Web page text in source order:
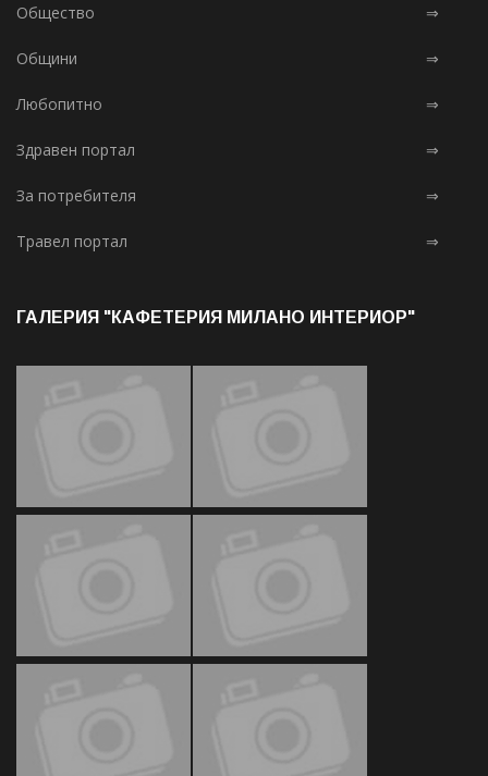
Общество ⇒
Общини ⇒
Любопитно ⇒
Здравен портал ⇒
За потребителя ⇒
Травел портал ⇒
ГАЛЕРИЯ "КАФЕТЕРИЯ МИЛАНО ИНТЕРИОР"